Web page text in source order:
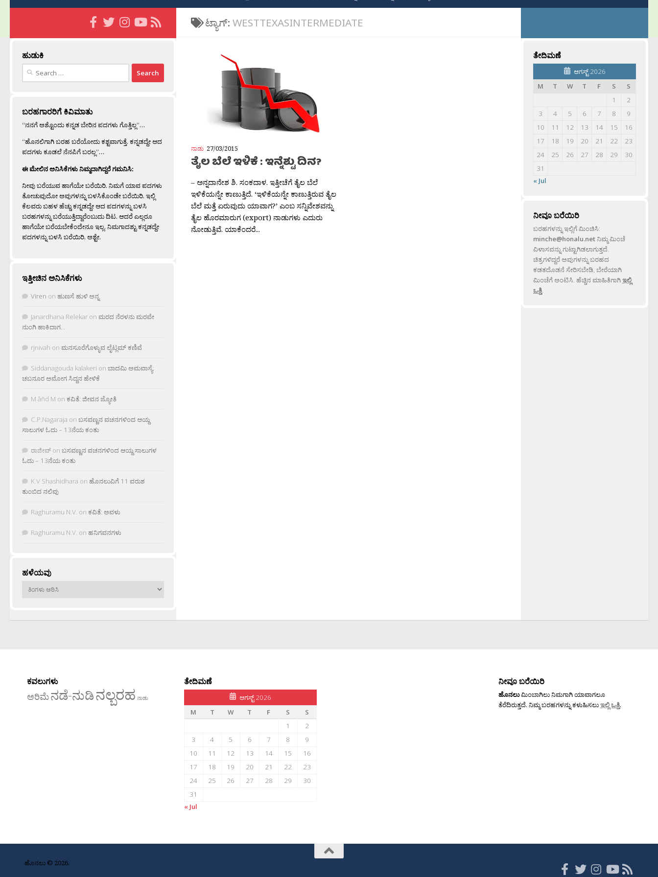
ಟ್ಯಾಗ್: WESTTEXASINTERMEDIATE
ನಾಡು 27/03/2015
ತೈಲ ಬೆಲೆ ಇಳಿಕೆ : ಇನ್ನೆಶ್ಟು ದಿನ?
– ಅನ್ನದಾನೇಶ ಶಿ. ಸಂಕದಾಳ. ಇತ್ತೀಚೆಗೆ ತೈಲ ಬೆಲೆ
ಇಳಿಕೆಯನ್ನೇ ಕಾಣುತ್ತಿದೆ. ‘ಇಳಿಕೆಯನ್ನೇ ಕಾಣುತ್ತಿರುವ ತೈಲ
ಬೆಲೆ ಮತ್ತೆ ಏರುವುದು ಯಾವಾಗ?’ ಎಂಬ ಸನ್ನಿವೇಶವನ್ನು
ತೈಲ ಹೊರಮಾರುಗ (export) ನಾಡುಗಳು ಎದುರು
ನೋಡುತ್ತಿವೆ. ಯಾಕೆಂದರೆ...
ಹುಡುಕಿ
Search
ಬರಹಗಾರರಿಗೆ ಕಿವಿಮಾತು
“ನನಗೆ ಅಶ್ಟೊಂದು ಕನ್ನಡ ಬೇರಿನ ಪದಗಳು ಗೊತ್ತಿಲ್ಲ”…
“ಹೊನಲಿಗಾಗಿ ಬರಹ ಬರೆಯೋದು ಕಶ್ಟವಾಗುತ್ತೆ. ಕನ್ನಡದ್ದೇ ಆದ
ಪದಗಳು ಕೂಡಲೆ ನೆನಪಿಗೆ ಬರಲ್ಲ”…
ಈ ಮೇಲಿನ ಅನಿಸಿಕೆಗಳು ನಿಮ್ಮದಾಗಿದ್ದರೆ ಗಮನಿಸಿ:
ನೀವು ಬರೆಯುವ ಹಾಗೆಯೇ ಬರೆಯಿರಿ. ನಿಮಗೆ ಯಾವ ಪದಗಳು
ತೋಚುವುದೋ ಅವುಗಳನ್ನು ಬಳಸಿಕೊಂಡೇ ಬರೆಯಿರಿ. ಇಲ್ಲಿ
ಕೆಲವರು ಬಹಳ ಹೆಚ್ಚು ಕನ್ನಡದ್ದೇ ಆದ ಪದಗಳನ್ನು ಬಳಸಿ
ಬರಹಗಳನ್ನು ಬರೆಯುತ್ತಿದ್ದಾರೆಂಬುದು ದಿಟ. ಆದರೆ ಎಲ್ಲರೂ
ಹಾಗೆಯೇ ಬರೆಯಬೇಕೆಂದೇನೂ ಇಲ್ಲ. ನಿಮಗಾದಶ್ಟು ಕನ್ನಡದ್ದೇ
ಪದಗಳನ್ನು ಬಳಸಿ ಬರೆಯಿರಿ, ಅಶ್ಟೇ.
ಇತ್ತೀಚಿನ ಅನಿಸಿಕೆಗಳು
Viren on ಹುಣಸೆ ಹುಳಿ ಅನ್ನ
Janardhana Relekar on ಮರದ ನೆರಳನು ಮರವೇ
ನುಂಗಿ ಹಾಕಿದಾಗ…
rjnivah on ಮನಸೂರೆಗೊಳ್ಳುವ ಲೈಟ್ಲಮ್ ಕಣಿವೆ
Siddanagouda kalakeri on ಬಾದಮಿ ಅಮವಾಸ್ಯೆ:
ಚಬನೂರ ಅಮೋಗ ಸಿದ್ದನ ಹೇಳಿಕೆ
M âñd M on ಕವಿತೆ: ಜೀವನ ಜ್ಯೋತಿ
C.P.Nagaraja on ಬಸವಣ್ಣನ ವಚನಗಳಿಂದ ಆಯ್ದ
ಸಾಲುಗಳ ಓದು – 13ನೆಯ ಕಂತು
ರಾಜೀವ್ on ಬಸವಣ್ಣನ ವಚನಗಳಿಂದ ಆಯ್ದ ಸಾಲುಗಳ
ಓದು – 13ನೆಯ ಕಂತು
K.V Shashidhara on ಹೊನಲುವಿಗೆ 11 ವರುಶ
ತುಂಬಿದ ನಲಿವು
Raghuramu N.V. on ಕವಿತೆ: ಅವಳು
Raghuramu N.V. on ಹನಿಗವನಗಳು
ಹಳೆಯವು
ಹಳೆಯವು
ತೇದಿಮಣೆ
ಆಗಸ್ಟ್ 2026
M
T W T F S
S
1
2
3
4 5 6 7 8
9
10
11 12 13 14 15
16
17
18 19 20 21 22
23
24
25 26 27 28 29
30
31
« Jul
ನೀವೂ ಬರೆಯಿರಿ
ಬರಹಗಳನ್ನು ಇಲ್ಲಿಗೆ ಮಿಂಚಿಸಿ:
minche@honalu.netನಿಮ್ಮ ಮಿಂಚೆ
ವಿಳಾಸವನ್ನು ಗುಟ್ಟಾಗಿಡಲಾಗುತ್ತದೆ.
ಚಿತ್ರಗಳಿದ್ದರೆ ಅವುಗಳನ್ನು ಬರಹದ
ಕಡತದೊಡನೆ ಸೇರಿಸಬೇಡಿ, ಬೇರೆಯಾಗಿ
ಮಿಂಚೆಗೆ ಅಂಟಿಸಿ. ಹೆಚ್ಚಿನ ಮಾಹಿತಿಗಾಗಿಇಲ್ಲಿ
ಒತ್ತಿ.
ಕವಲುಗಳು
ಅರಿಮೆನಡೆ-ನುಡಿನಲ್ಬರಹ ನಾಡು
ತೇದಿಮಣೆ
ಆಗಸ್ಟ್ 2026
M
T W T F S
S
1
2
3
4 5 6 7 8
9
10
11 12 13 14 15
16
17
18 19 20 21 22
23
24
25 26 27 28 29
30
31
« Jul
ನೀವೂ ಬರೆಯಿರಿ
ಹೊನಲುಮಿಂಬಾಗಿಲು ನಿಮಗಾಗಿ ಯಾವಾಗಲೂ
ತೆರೆದಿರುತ್ತದೆ. ನಿಮ್ಮ ಬರಹಗಳನ್ನು ಕಳುಹಿಸಲುಇಲ್ಲಿ ಒತ್ತಿ.
ಹೊನಲು © 2026.